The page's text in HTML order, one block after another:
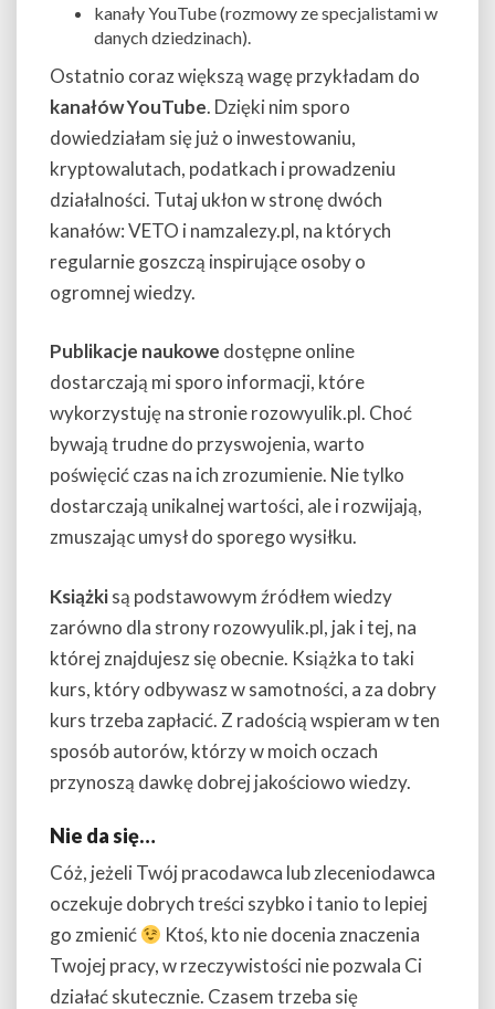
kanały YouTube (rozmowy ze specjalistami w
danych dziedzinach).
Ostatnio coraz większą wagę przykładam do
kanałów YouTube. Dzięki nim sporo
dowiedziałam się już o inwestowaniu,
kryptowalutach, podatkach i prowadzeniu
działalności. Tutaj ukłon w stronę dwóch
kanałów: VETO i namzalezy.pl, na których
regularnie goszczą inspirujące osoby o
ogromnej wiedzy.
Publikacje naukowe dostępne online
dostarczają mi sporo informacji, które
wykorzystuję na stronie rozowyulik.pl. Choć
bywają trudne do przyswojenia, warto
poświęcić czas na ich zrozumienie. Nie tylko
dostarczają unikalnej wartości, ale i rozwijają,
zmuszając umysł do sporego wysiłku.
Książkisą podstawowym źródłem wiedzy
zarówno dla strony rozowyulik.pl, jak i tej, na
której znajdujesz się obecnie. Książka to taki
kurs, który odbywasz w samotności, a za dobry
kurs trzeba zapłacić. Z radością wspieram w ten
sposób autorów, którzy w moich oczach
przynoszą dawkę dobrej jakościowo wiedzy.
Nie da się…
Cóż, jeżeli Twój pracodawca lub zleceniodawca
oczekuje dobrych treści szybko i tanio to lepiej
go zmienić
Ktoś, kto nie docenia znaczenia
Twojej pracy, w rzeczywistości nie pozwala Ci
działać skutecznie. Czasem trzeba się